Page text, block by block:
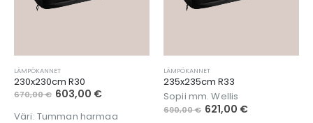
LÄMPÖKANNET
230x230cm R30
670,00€ 603,00 €
Väri: Tumman harmaa
LÄMPÖKANNET
235x235cm R33
Sopii mm. Wellis
690,00€ 621,00 €